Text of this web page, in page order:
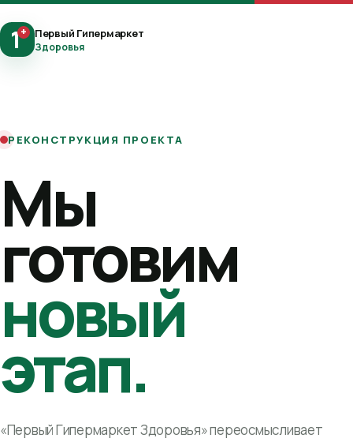
1+ Первый Гипермаркет
Здоровья
РЕКОНСТРУКЦИЯ ПРОЕКТА
Мы
готовим
новый
этап.
«Первый Гипермаркет Здоровья» переосмысливает